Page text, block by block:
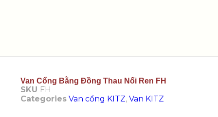
Van Cổng Bằng Đồng Thau Nối Ren FH
SKU FH
Categories Van cổng KITZ, Van KITZ